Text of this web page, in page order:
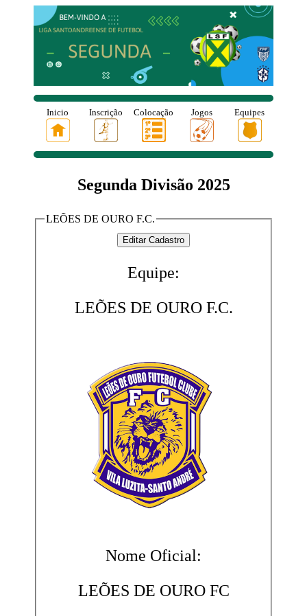
Inicio Inscrição Colocação Jogos Equipes
Segunda Divisão 2025
LEÕES DE OURO F.C.
Equipe:
LEÕES DE OURO F.C.
Nome Oficial:
LEÕES DE OURO FC